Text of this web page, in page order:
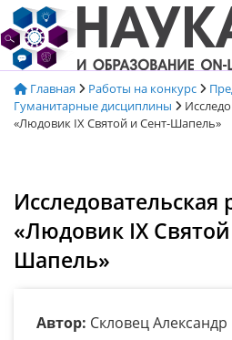
Перейти
к
содержимому
Главная Работы на конкурс
Гуманитарные дисциплины
«Людовик IX Святой и Сент-Шапель»
Исследовательская
«Людовик IX
Шапель»
Автор: Скловец